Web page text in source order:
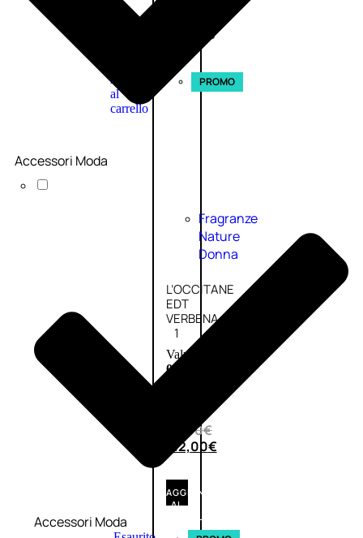
ESAURITO
Aggiungi
al
carrello
PROMO
Fragranze
Nature
Donna
L’OCCITANE
EDT
VERBENA
1
Valutato
0su
56,00€
42,00€
AGGIUNGI
AL
CARRELLO
Accessori Moda
Accessori Moda